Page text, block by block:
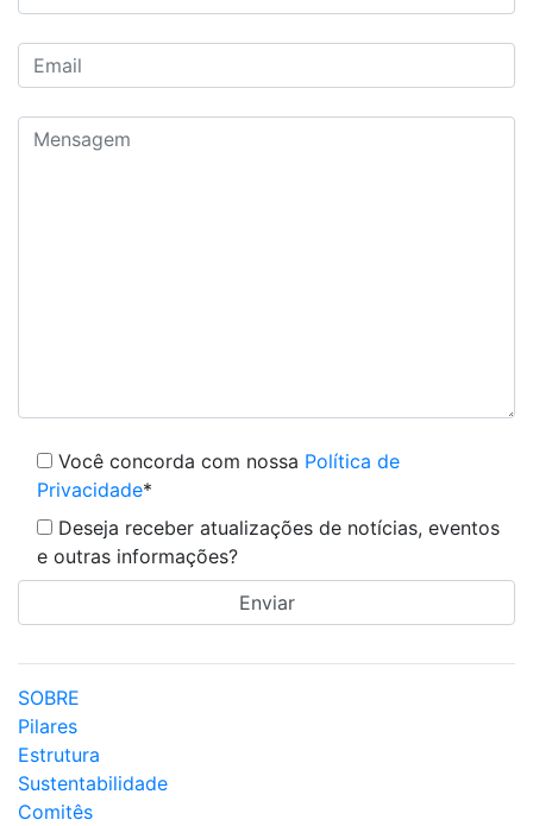
Você concorda com nossa Política de
Privacidade*
Deseja receber atualizações de notícias, eventos
e outras informações?
SOBRE
Pilares
Estrutura
Sustentabilidade
Comitês